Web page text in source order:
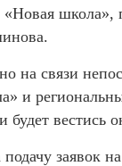
«Новая школа»,
на связи
и
будет
подачу заявок